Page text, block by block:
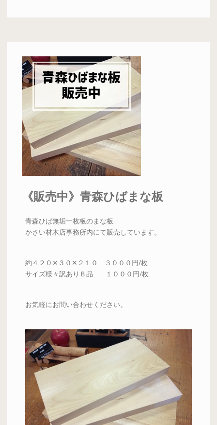
《販売中》青森ひばまな板
青森ひば無垢一枚板のまな板
かさい材木店事務所内にて販売しています。
約４２０✕３０✕２１０ ３０００円/枚
サイズ様々訳ありＢ品 １０００円/枚
お気軽にお問い合わせください。